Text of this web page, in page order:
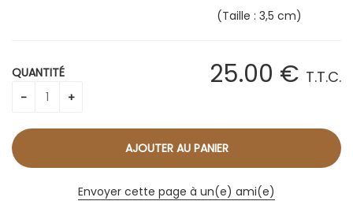
(Taille : 3,5 cm)
25.00 € T.T.C.
QUANTITÉ
Envoyer cette page à un(e) ami(e)